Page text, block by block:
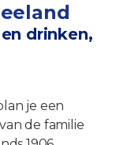
drinken,
je een
de familie